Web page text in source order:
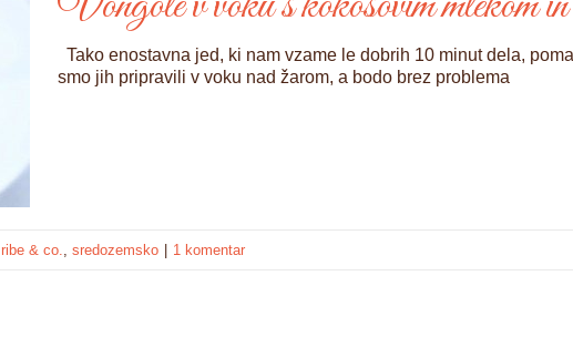
Tako enostavna jed, ki nam vzame le dobrih 10 minut dela,
smo jih pripravili v voku nad žarom, a bodo brez problema
ribe & co., sredozemsko 1 komentar